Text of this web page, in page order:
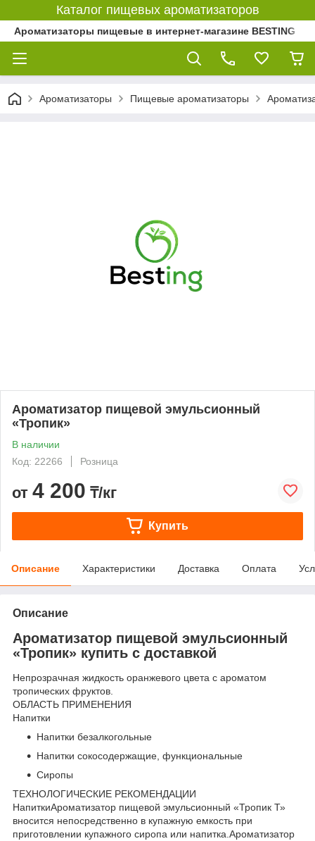
Каталог пищевых ароматизаторов
Ароматизаторы пищевые в интернет-магазине BESTING
Ароматизаторы Пищевые ароматизаторы
Ароматизатор пищевой эмульсионный
«Тропик»
В наличии
Код: 22266
Розница
от 4 200 ₸/кг
Купить
Описание Характеристики Доставка Оплата
Описание
Ароматизатор пищевой эмульсионный
«Тропик» купить с доставкой
Непрозрачная жидкость оранжевого цвета с ароматом
тропических фруктов.
ОБЛАСТЬ ПРИМЕНЕНИЯ
Напитки
Напитки безалкогольные
Напитки сокосодержащие, функциональные
Сиропы
ТЕХНОЛОГИЧЕСКИЕ РЕКОМЕНДАЦИИ
НапиткиАроматизатор пищевой эмульсионный «Тропик Т»
вносится непосредственно в купажную емкость при
приготовлении купажного сиропа или напитка.Ароматизатор